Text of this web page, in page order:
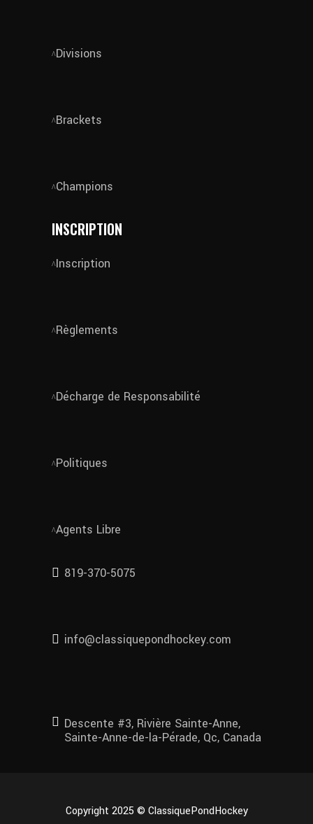
Divisions
Brackets
Champions
INSCRIPTION
Inscription
Règlements
Décharge de Responsabilité
Politiques
Agents Libre
819-370-5075
info@classiquepondhockey.com
Descente #3, Rivière Sainte-Anne,
Sainte-Anne-de-la-Pérade, Qc, Canada
Copyright 2025 © ClassiquePondHockey